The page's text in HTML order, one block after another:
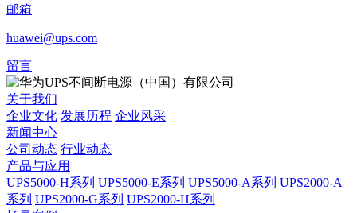
邮箱
huawei@ups.com
留言
关于我们
企业文化 发展历程 企业风采
新闻中心
公司动态 行业动态
产品与应用
UPS5000-H系列 UPS5000-E系列 UPS5000-A系列 UPS2000-A
系列 UPS2000-G系列 UPS2000-H系列